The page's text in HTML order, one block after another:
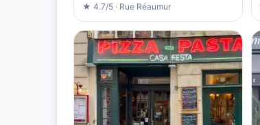
★ 4.7/5 · Rue Réaumur